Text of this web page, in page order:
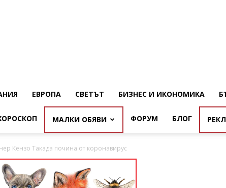
ЕВРОПА СВЕТЪТ БИЗНЕС И ИКОНОМИКА
МАЛКИ ОБЯВИ ФОРУМ БЛОГ
Кензо Такада почина от коронавирус